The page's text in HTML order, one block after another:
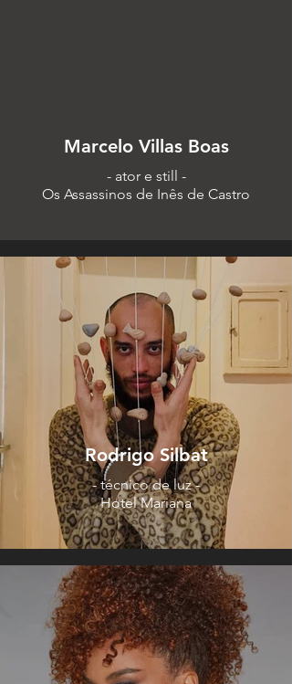
Marcelo Villas Boas
- ator e still -
Os Assassinos de Inês de Castro
Rodrigo Silbat
- técnico de luz -
Hotel Mariana